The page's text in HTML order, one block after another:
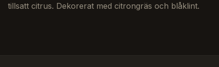
tillsatt citrus. Dekorerat med citrongräs och blåklint.